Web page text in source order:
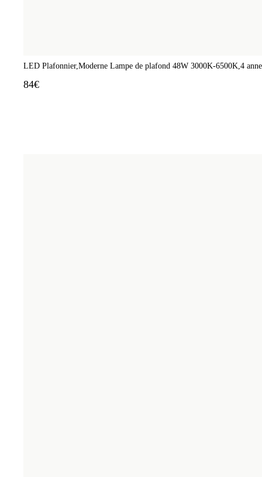
LED Plafonnier,Moderne Lampe de plafond 48W 3000K-6500K,4
84€